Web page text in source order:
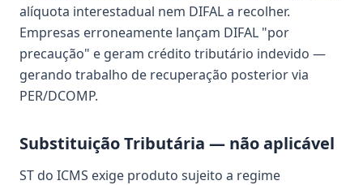
alíquota interestadual nem DIFAL a recolher.
Empresas erroneamente lançam DIFAL "por
precaução" e geram crédito tributário indevido —
gerando trabalho de recuperação posterior via
PER/DCOMP.
Substituição Tributária — não aplicável
ST do ICMS exige produto sujeito a regime